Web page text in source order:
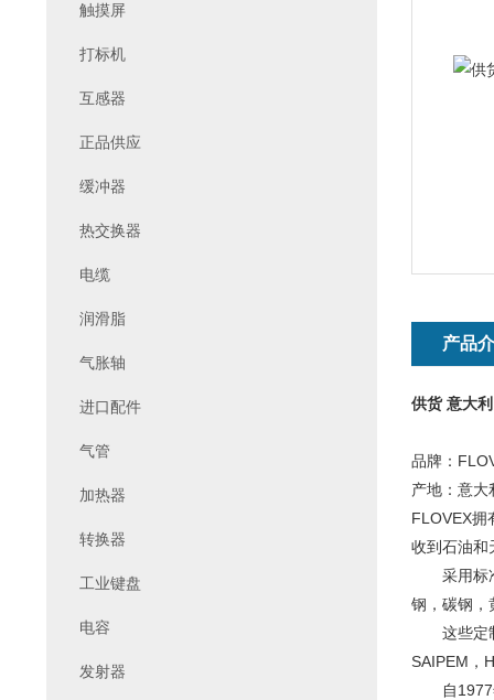
产品
供货 意大
品牌：
产地：意大
FLOVEX拥
收到石油和
采用标准
钢，碳钢，
这些定制
SAIPEM，
自1977年
触摸屏
打标机
互感器
正品供应
缓冲器
热交换器
电缆
润滑脂
气胀轴
进口配件
气管
加热器
转换器
工业键盘
电容
发射器